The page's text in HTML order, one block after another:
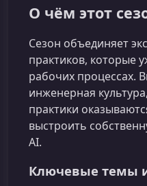
О чём этот
Сезон объединяет
практиков, которые
рабочих процессах.
инженерная
практики
выстроить
AI.
Ключевые темы